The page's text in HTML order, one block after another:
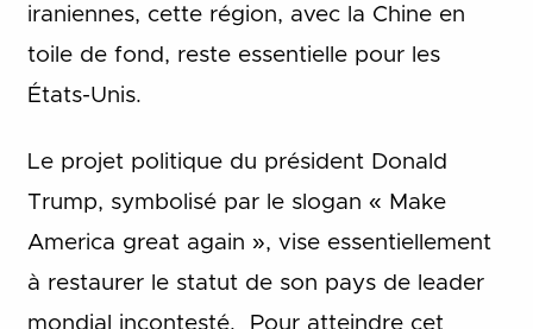
iraniennes, cette région, avec la Chine en
toile de fond, reste essentielle pour les
États-Unis.
Le projet politique du président Donald
Trump, symbolisé par le slogan « Make
America great again », vise essentiellement
à restaurer le statut de son pays de leader
mondial incontesté. Pour atteindre cet